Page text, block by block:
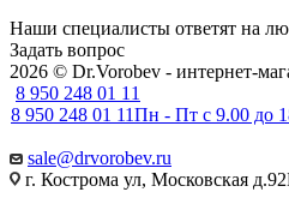
Наши специалисты ответят на
Задать вопрос
2026 © Dr.Vorobev - интернет-
8 950 248 01 11
8 950 248 01 11Пн - Пт с 9.00 до
sale@drvorobev.ru
г. Кострома ул, Московская